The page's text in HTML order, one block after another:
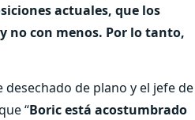
actuales, que los
no con menos. Por lo tanto,
de plano y el jefe de
“Boric está acostumbrado